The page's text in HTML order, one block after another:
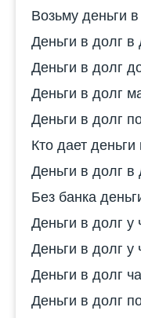
Возьму деньги
Деньги в долг
Деньги в долг
Деньги в долг
Деньги в долг
Кто дает деньги
Деньги в долг в
Без банка
Деньги в долг у
Деньги в долг у
Деньги в долг
Деньги в долг